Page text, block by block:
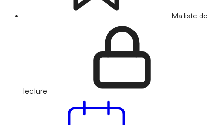
Ma liste de
lecture